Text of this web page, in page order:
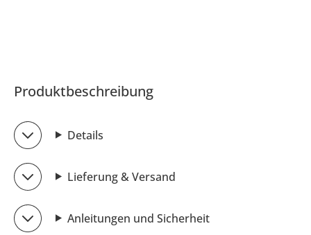
Produktbeschreibung
Details
Lieferung & Versand
Anleitungen und Sicherheit